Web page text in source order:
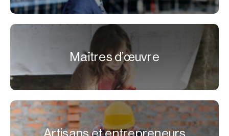
Maîtres d’œuvre
Artisans et entrepreneurs